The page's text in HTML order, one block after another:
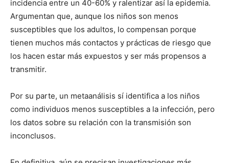
incidencia entre un 40-60% y ralentizar así la epidemia.
Argumentan que, aunque los niños son menos
susceptibles que los adultos, lo compensan porque
tienen muchos más contactos y prácticas de riesgo que
los hacen estar más expuestos y ser más propensos a
transmitir.
Por su parte, un metaanálisis sí identifica a los niños
como individuos menos susceptibles a la infección, pero
los datos sobre su relación con la transmisión son
inconclusos.